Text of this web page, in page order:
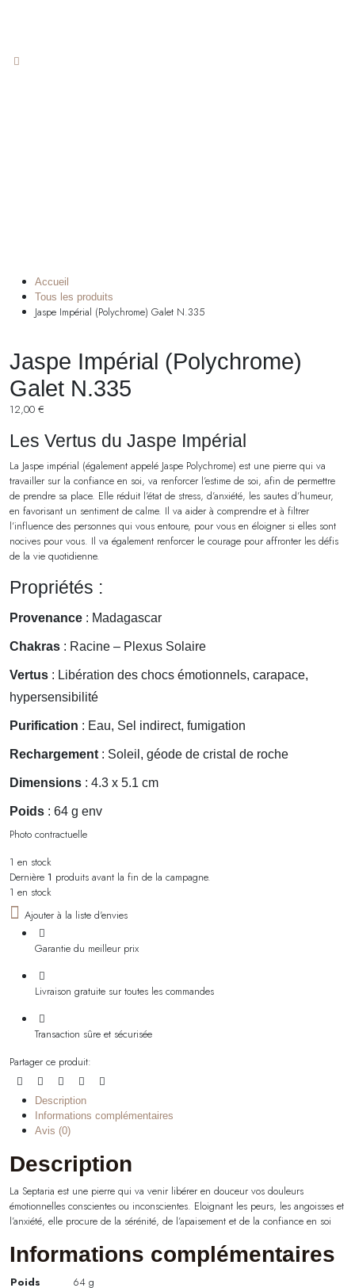
Accueil
Tous les produits
Jaspe Impérial (Polychrome) Galet N.335
Jaspe Impérial (Polychrome)
Galet N.335
12,00 €
Les Vertus du Jaspe Impérial
La Jaspe impérial (également appelé Jaspe Polychrome) est une pierre qui va
travailler sur la confiance en soi, va renforcer l’estime de soi, afin de permettre
de prendre sa place. Elle réduit l’état de stress, d’anxiété, les sautes d’humeur,
en favorisant un sentiment de calme. Il va aider à comprendre et à filtrer
l’influence des personnes qui vous entoure, pour vous en éloigner si elles sont
nocives pour vous. Il va également renforcer le courage pour affronter les défis
de la vie quotidienne.
Propriétés :
Provenance : Madagascar
Chakras : Racine – Plexus Solaire
Vertus : Libération des chocs émotionnels, carapace,
hypersensibilité
Purification : Eau, Sel indirect, fumigation
Rechargement: Soleil, géode de cristal de roche
Dimensions : 4.3 x 5.1 cm
Poids : 64 g env
Photo contractuelle
1 en stock
Dernière 1 produits avant la fin de la campagne.
1 en stock
Ajouter à la liste d'envies
Garantie du meilleur prix
Livraison gratuite sur toutes les commandes
Transaction sûre et sécurisée
Partager ce produit:
Description
Informations complémentaires
Avis (0)
Description
La Septaria est une pierre qui va venir libérer en douceur vos douleurs
émotionnelles conscientes ou inconscientes. Eloignant les peurs, les angoisses et
l’anxiété, elle procure de la sérénité, de l’apaisement et de la confiance en soi
Informations complémentaires
Poids 64 g